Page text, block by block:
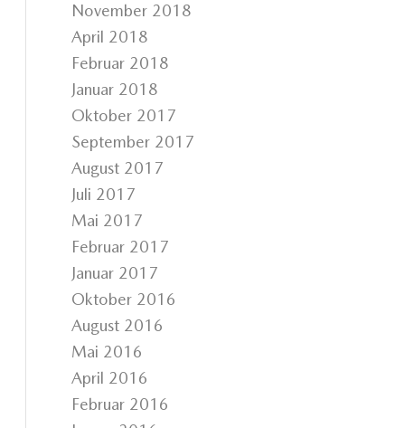
November 2018
April 2018
Februar 2018
Januar 2018
Oktober 2017
September 2017
August 2017
Juli 2017
Mai 2017
Februar 2017
Januar 2017
Oktober 2016
August 2016
Mai 2016
April 2016
Februar 2016